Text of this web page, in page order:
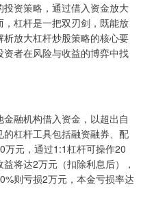
资策略，通过借入资金放大
杠杆是一把双刃剑，既能放
放大杠杆炒股策略的核心要
者在风险与收益的博弈中找
融机构借入资金，以超出自
杠杆工具包括融资融券、配
万元，通过1:1杠杆可操作20
将达2万元（扣除利息后），
则亏损2万元，本金亏损率达